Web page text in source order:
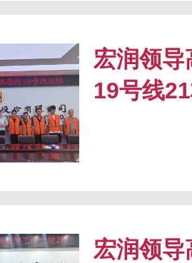
宏润领
19号线
宏润领